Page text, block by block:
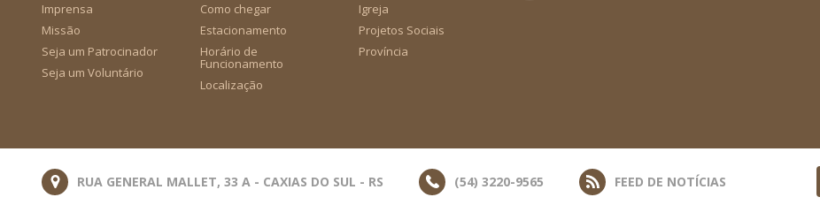
Imprensa
Missão
Seja um Patrocinador
Seja um Voluntário
Igreja
Projetos Sociais
Província
Como chegar
Estacionamento
Horário de
Funcionamento
Localização
RUA GENERAL MALLET, 33 A - CAXIAS DO SUL - RS (54) 3220-9565 FEED DE NOTÍCIAS